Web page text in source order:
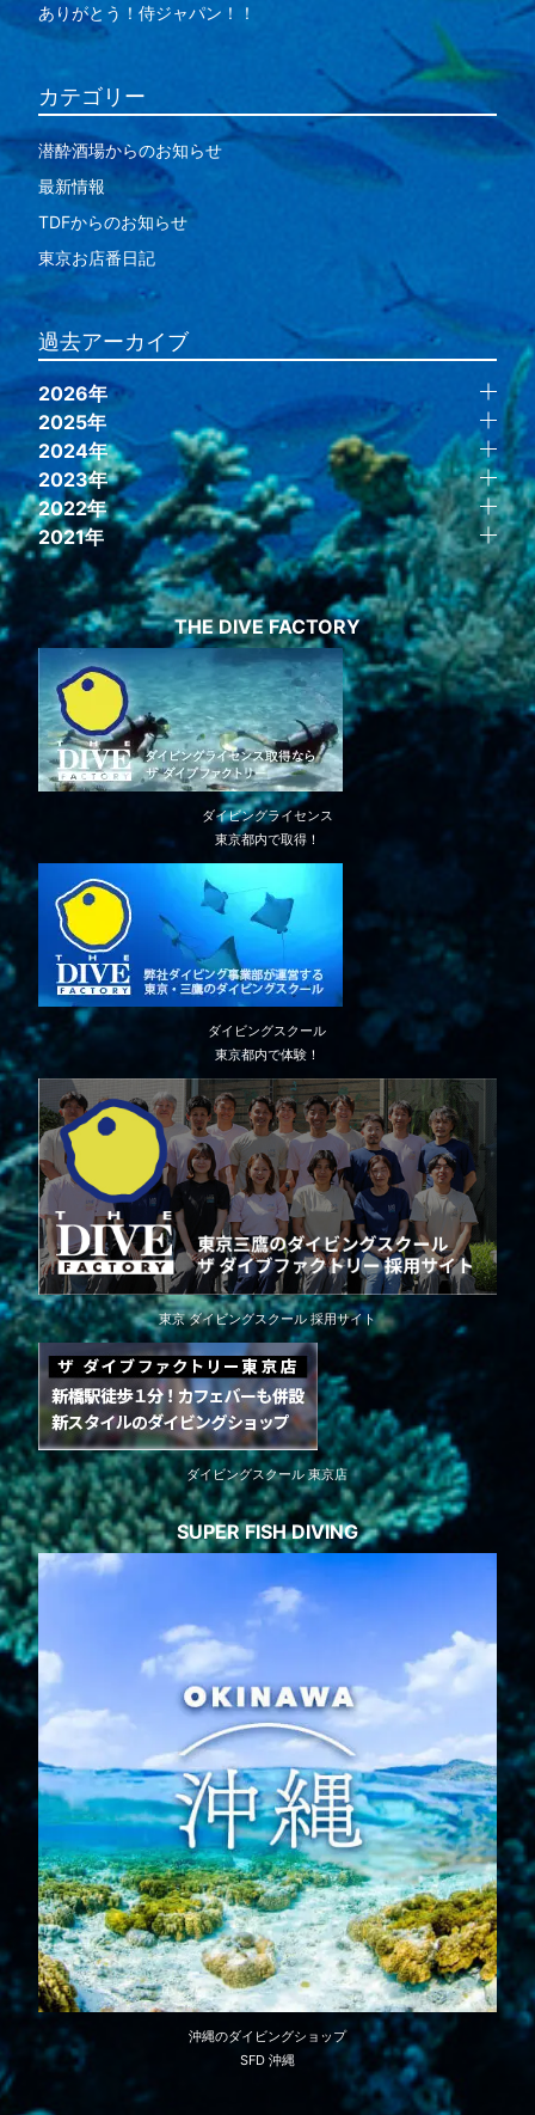
ありがとう！侍ジャパン！！
カテゴリー
潜酔酒場からのお知らせ
最新情報
TDFからのお知らせ
東京お店番日記
過去アーカイブ
2026年
2025年
2024年
2023年
2022年
2021年
THE DIVE FACTORY
ダイビングライセンス
東京都内で取得！
ダイビングスクール
東京都内で体験！
東京 ダイビングスクール 採用サイト
ダイビングスクール 東京店
SUPER FISH DIVING
沖縄のダイビングショップ
SFD 沖縄